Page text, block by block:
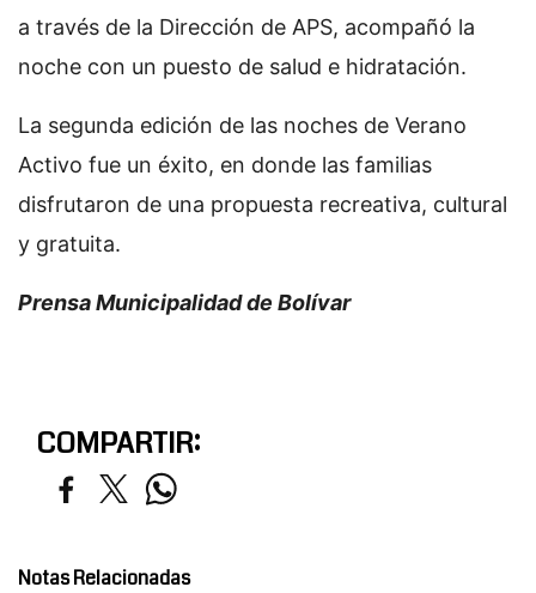
a través de la Dirección de APS, acompañó la
noche con un puesto de salud e hidratación.
La segunda edición de las noches de Verano
Activo fue un éxito, en donde las familias
disfrutaron de una propuesta recreativa, cultural
y gratuita.
Prensa Municipalidad de Bolívar
COMPARTIR:
Notas Relacionadas